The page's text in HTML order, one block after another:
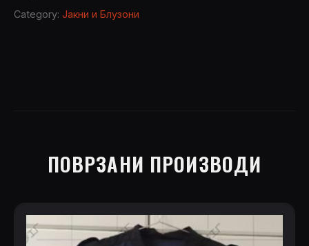
Category: Јакни и Блузони
ПОВРЗАНИ ПРОИЗВОДИ